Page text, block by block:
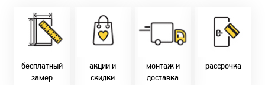
бесплатный
замер
Замер бесплатно!
Оперативно!
День-в-день или
на следующий!
заказать по
10-40, (Viber)
акции и
скидки
Скидки:
-новоселам - 2%
-многодетным -
2%
наличными - 10%
монтаж и
доставка
фурнитуры.
Качественный
монтаж дверей,
окон и мебели.
Беларуси.
В удобное для Вас
рассрочка
Микс
2-36 мес
Магнит-5 мес.
Смарт - 4 мес.
FUN - 4 мес.